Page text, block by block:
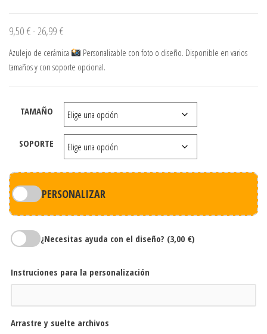
9,50 €-26,99 €
Azulejo de cerámica
Personalizable con foto o diseño. Disponible en varios
tamaños y con soporte opcional.
TAMAÑO
SOPORTE
PERSONALIZAR
¿Necesitas ayuda con el diseño? (3,00 €)
Instruciones para la personalización
Arrastre y suelte archivos